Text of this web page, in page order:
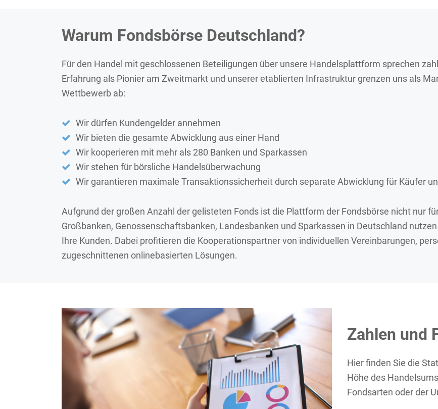
Warum Fondsbörse Deutschland?
Für den Handel mit geschlossenen Beteiligungen über unsere Handelsplattform sprechen
Erfahrung als Pionier am Zweitmarkt und unserer etablierten Infrastruktur grenzen uns als
Wettbewerb ab:
Wir dürfen Kundengelder annehmen
Wir bieten die gesamte Abwicklung aus einer Hand
Wir kooperieren mit mehr als 280 Banken und Sparkassen
Wir stehen für börsliche Handelsüberwachung
Wir garantieren maximale Transaktionssicherheit durch separate Abwicklung für Käufer
Aufgrund der großen Anzahl der gelisteten Fonds ist die Plattform der Fondsbörse nicht nur
Großbanken, Genossenschaftsbanken, Landesbanken und Sparkassen in Deutschland
Ihre Kunden. Dabei profitieren die Kooperationspartner von individuellen Vereinbarungen,
zugeschnittenen onlinebasierten Lösungen.
Zahlen und
Hier finden Sie die
Höhe des
Fondsarten oder der